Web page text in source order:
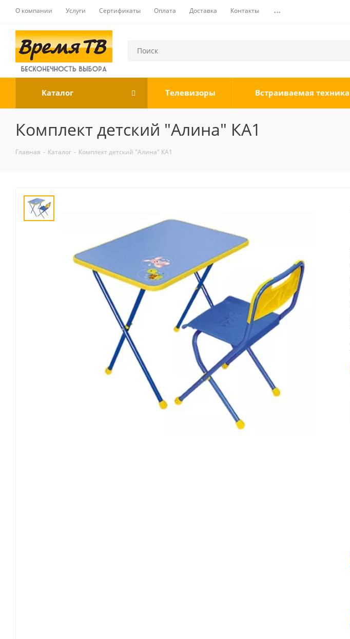
О компании Услуги Сертификаты Оплата Доставка Контакты ...
Каталог Телевизоры Встраиваемая техника
Комплект детский "Алина" КА1
Главная - Каталог - Комплект детский "Алина" КА1